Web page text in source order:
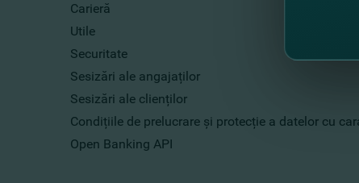
Carieră
Utile
Securitate
Sesizări ale angajaților
Sesizări ale clienților
Condițiile de prelucrare și protecție a datelor cu
Open Banking API